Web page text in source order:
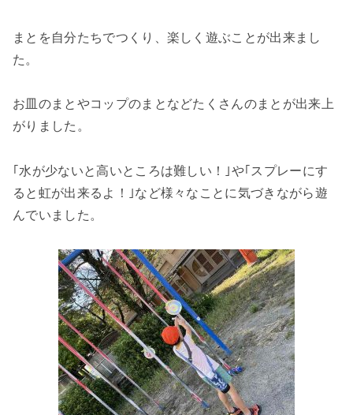
まとを自分たちでつくり、楽しく遊ぶことが出来まし
た。
お皿のまとやコップのまとなどたくさんのまとが出来上
がりました。
｢水が少ないと高いところは難しい！｣や｢スプレーにす
ると虹が出来るよ！｣など様々なことに気づきながら遊
んでいました。